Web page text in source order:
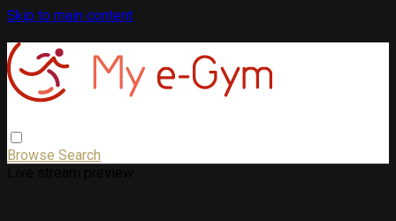
Skip to main content
Browse Search